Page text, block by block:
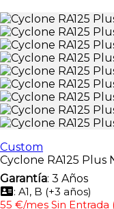
Custom
Cyclone RA125 Plus
Garantía: 3 Años
: A1, B (+3 años)
55 €/mes Sin Entrada